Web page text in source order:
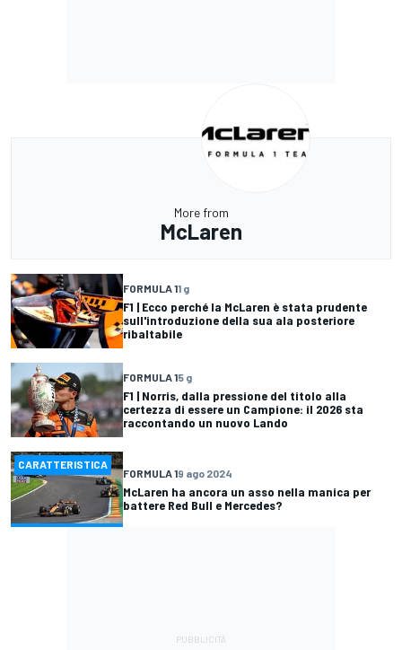
More from
McLaren
FORMULA 11 g
F1 | Ecco perché la McLaren è stata prudente
sull'introduzione della sua ala posteriore
ribaltabile
FORMULA 15 g
F1 | Norris, dalla pressione del titolo alla
certezza di essere un Campione: il 2026 sta
raccontando un nuovo Lando
CARATTERISTICA
FORMULA 19 ago 2024
McLaren ha ancora un asso nella manica per
battere Red Bull e Mercedes?